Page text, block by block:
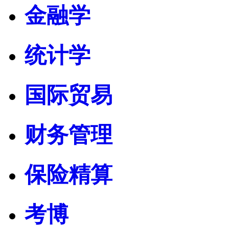
金融学
统计学
国际贸易
财务管理
保险精算
考博